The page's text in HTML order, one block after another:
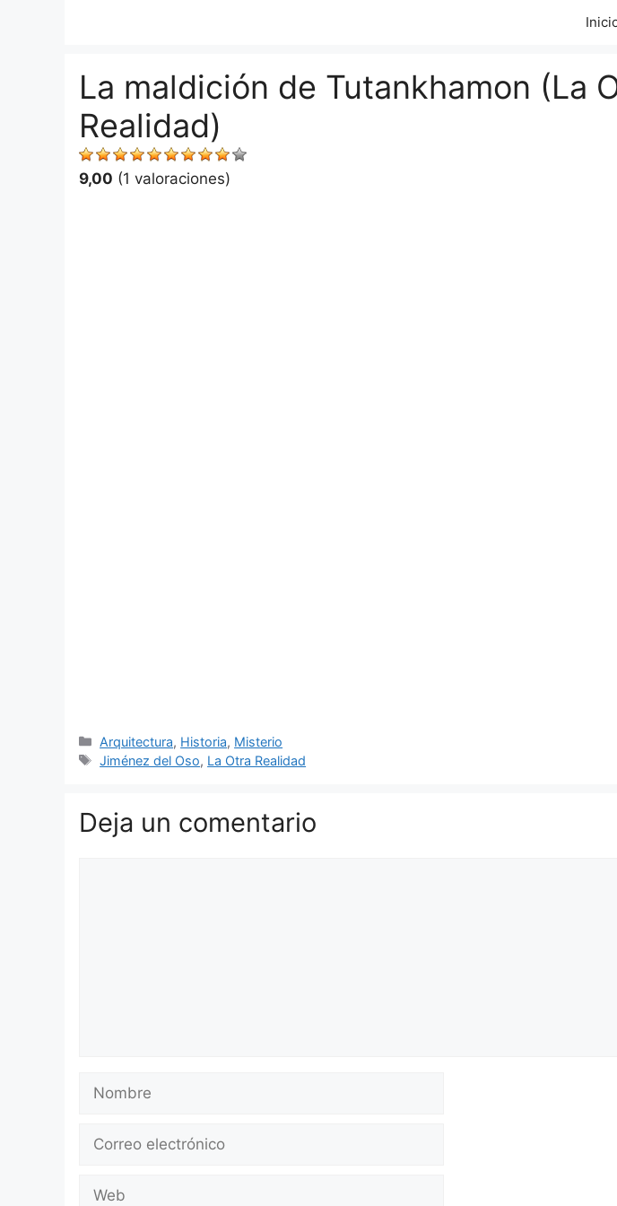
La maldición de Tutankhamon (La
Realidad)
9,00 (1 valoraciones)
Categorías
Arquitectura, Historia, Misterio
Etiquetas
Jiménez del Oso, La Otra Realidad
Deja un comentario
electrónico